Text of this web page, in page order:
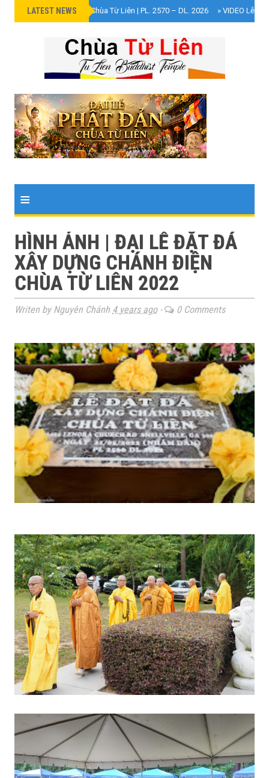
LATEST NEWS
»Đại Lễ Phật Đản Chùa Từ Liên | PL. 2570 – DL. 2026 » VIDEO Lễ
≡
HÌNH ẢNH | ĐẠI LỄ ĐẶT ĐÁ
XÂY DỰNG CHÁNH ĐIỆN
CHÙA TỪ LIÊN 2022
Writen by Nguyên Chánh 4 years ago- 0 Comments